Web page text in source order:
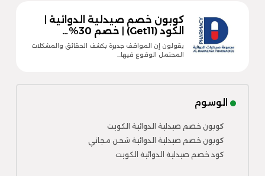
كوبون خصم صيدلية الدوائية |
الكود (Get11) | خصم 30%…
يقولون إن المواقف جديرة بكشف الحقائق والمشكلات
المحتمل الوقوع فيها…
الوسوم
كوبون خصم صيدلية الدوائية الكويت
كوبون خصم صيدلية الدوائية شحن مجاني
كود خصم صيدلية الدوائية الكويت